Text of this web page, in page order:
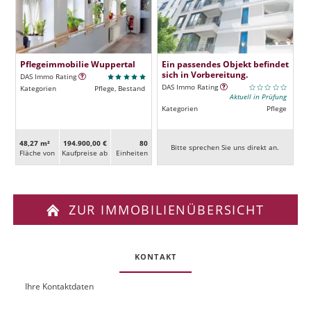
Pflegeimmobilie Wuppertal
DAS Immo Rating
Kategorien
Pflege, Bestand
48,27 m²
Fläche von
194.900,00 €
Kaufpreise ab
80
Ein­heiten
Ein passendes Objekt befindet
sich in Vorbereitung.
DAS Immo Rating
Aktuell in Prüfung
Kategorien
Pflege
Bitte sprechen Sie uns direkt an.
ZUR IMMOBILIENÜBERSICHT
KONTAKT
OUIhre Kontaktdaten